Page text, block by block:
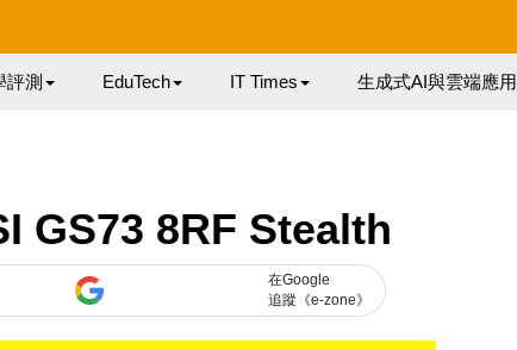
評測 EduTech IT Times 生成式AI與雲端應用
GS73 8RF Stealth
在Google
追蹤《e-zone》